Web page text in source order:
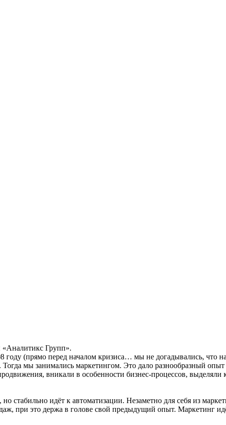
Групп».
году (прямо перед началом кризиса… мы не догадывались,
мы занимались маркетингом. Это дало разнообразный
вникали в особенности бизнес-процессов,
стабильно идёт к автоматизации. Незаметно для себя из
при это держа в голове свой предыдущий опыт. Маркетинг